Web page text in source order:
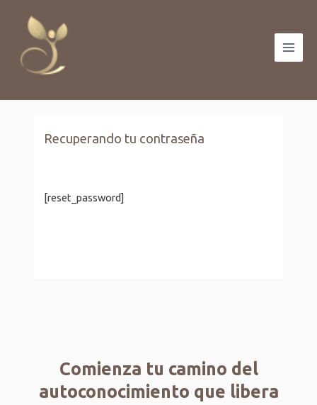
contenido
Recuperando tu contraseña
[reset_password]
Comienza tu camino del
autoconocimiento que libera